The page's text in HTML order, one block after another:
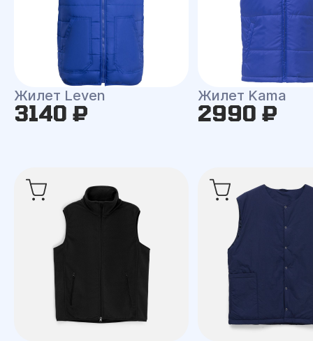
Жилет Leven
3140 ₽
Жилет Kama
2990 ₽